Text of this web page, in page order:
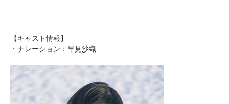
【キャスト情報】
・ナレーション：早見沙織